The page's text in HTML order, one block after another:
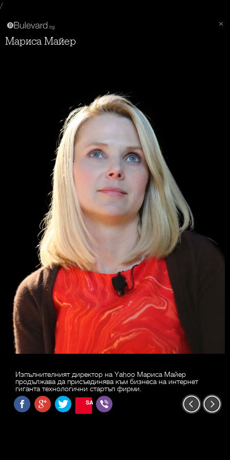
/
Мариса Майер
Изпълнителният директор на Yahoo Мариса Майер
продължава да присъединява към бизнеса на интернет
гиганта технологични стартъп фирми.
SAVE